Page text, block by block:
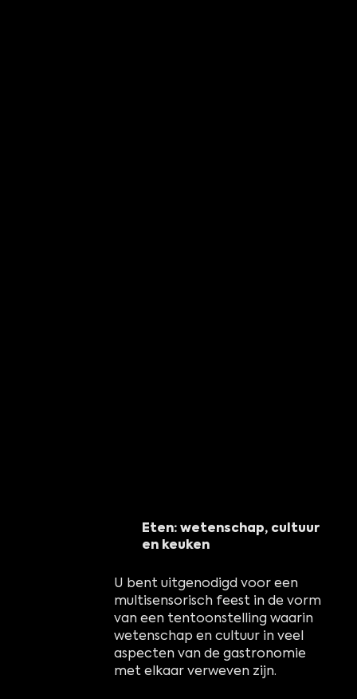
Eten: wetenschap, cultuur
en keuken
U bent uitgenodigd voor een
multisensorisch feest in de vorm
van een tentoonstelling waarin
wetenschap en cultuur in veel
aspecten van de gastronomie
met elkaar verweven zijn.